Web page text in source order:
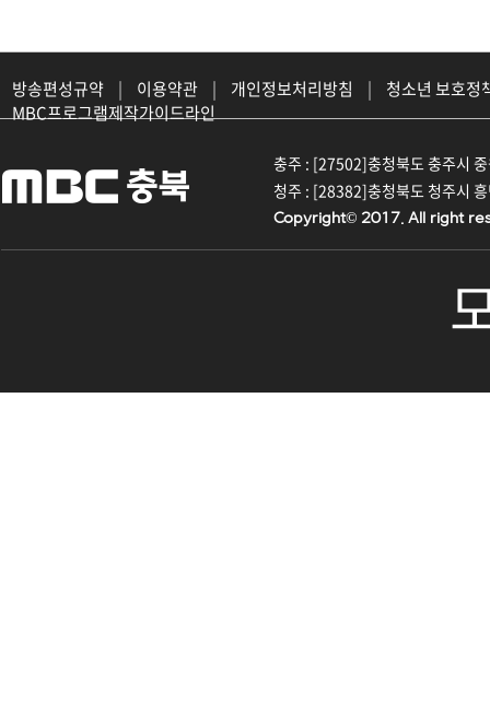
방송편성규약 | 이용약관 | 개인정보처리방침 |
청소년 보호정
MBC프로그램제작가이드라인
충주 : [27502]충청북도 충주시
청주 : [28382]충청북도 청주시
Copyright© 2017. All right